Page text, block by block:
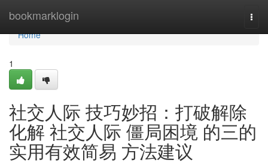
bookmarklogin
Home
Home
1
社交人际 技巧妙招：打破解除
化解 社交人际 僵局困境 的三的
实用有效简易 方法建议